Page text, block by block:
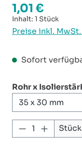
Regulärer Preis:
1,01 €
Inhalt: 1 Stück
Preise inkl.
Sofort
Rohr x
ProduktStück